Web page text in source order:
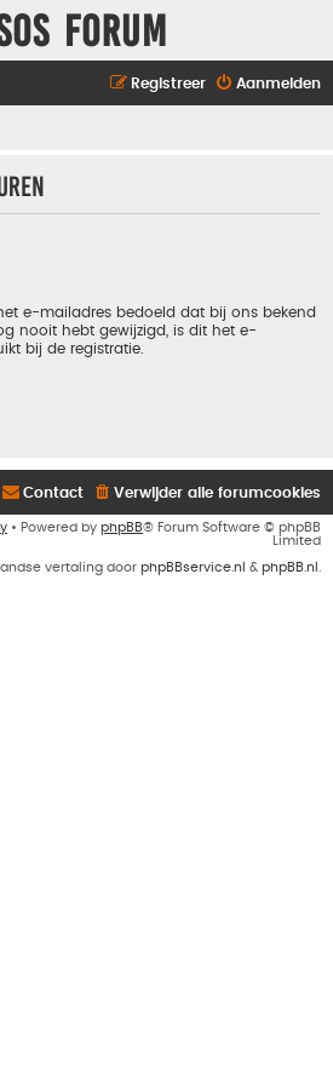
Forum
Aanmelden
Registreer
e-mailadres bedoeld dat bij ons bekend
nooit hebt gewijzigd, is dit het e-
bij de registratie.
Verwijder alle forumcookies
Contact
• Powered by phpBB® Forum Software © phpBB
Limited
vertaling door phpBBservice.nl & phpBB.nl .